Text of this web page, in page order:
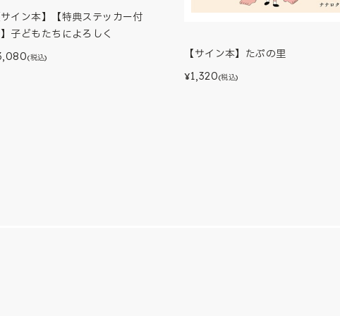
サイン本】【特典ステッカー付
子どもたちによろしく
(税込) 【サイン本】たぷの里
¥1,320(税込)